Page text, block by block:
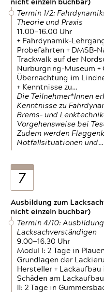
nicht einzeln buchbar)
Termin 1/2:
Theorie und Praxis
11.00—16.00 Uhr
+ Fahrdynamik-
Probefahrten + DMSB-
Trackwalk auf der
Nürburgring-Museum +
Übernachtung im
+ Kenntnisse zu…
Die Teilnehmer*Innen
Kenntnisse zu
Brems- und
Vorgehensweise bei
Zudem werden
Notfallsituationen und…
7
Ausbildung zum
nicht einzeln buchbar)
Termin 4/10:
Lacksachverständigen
9.00—16.30 Uhr
Modul I: 2 Tage in
Grundlagen der
Hersteller + Lackaufbau
Schäden am
II: 2 Tage in